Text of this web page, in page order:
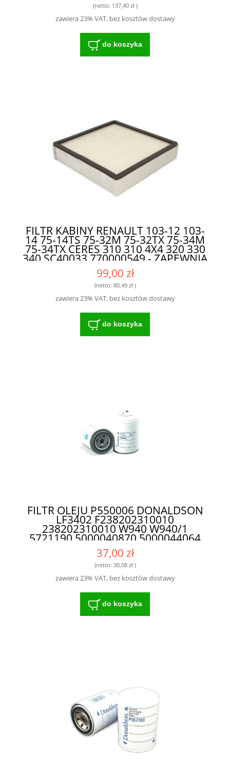
ŻYWOTNOŚĆ SILNIKA
(netto: 137,40 zł)
zawiera 23% VAT, bez kosztów dostawy
do koszyka
FILTR KABINY RENAULT 103-12 103-
14 75-14TS 75-32M 75-32TX 75-34M
75-34TX CERES 310 310 4X4 320 330
340 SC40033 770000549 - ZAPEWNIA
DŁUGĄ ŻYWOTNOŚĆ SILNIKA
99,00 zł
(netto: 80,49 zł)
zawiera 23% VAT, bez kosztów dostawy
do koszyka
FILTR OLEJU P550006 DONALDSON
LF3402 F238202310010
238202310010 W940 W940/1
5721190 5000040870 5000044064
5000044959 5151017 7701002280
7701006374 7701022800 - IDEALNY
FILTR DO INTENSYWNIE
EKSPLOATOWANYCH MASZYN
37,00 zł
(netto: 30,08 zł)
zawiera 23% VAT, bez kosztów dostawy
do koszyka